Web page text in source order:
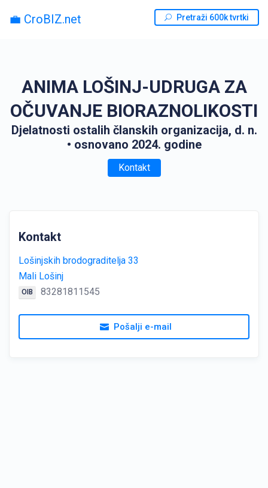
💼 CroBIZ.net Pretraži 600k tvrtki
ANIMA LOŠINJ-UDRUGA ZA
OČUVANJE BIORAZNOLIKOSTI
Djelatnosti ostalih članskih organizacija, d. n.
• osnovano 2024. godine
Kontakt
Kontakt
Lošinjskih brodograditelja 33
Mali Lošinj
OIB 83281811545
Pošalji e-mail